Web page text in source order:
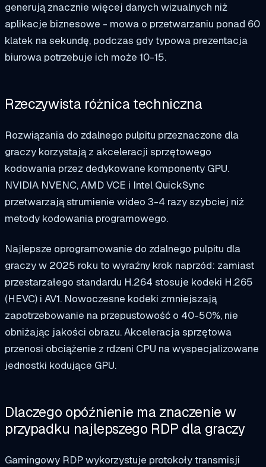
generują znacznie więcej danych wizualnych niż
aplikacje biznesowe - mowa o przetwarzaniu ponad 60
klatek na sekundę, podczas gdy typowa prezentacja
biurowa potrzebuje ich może 10-15.
Rzeczywista różnica techniczna
Rozwiązania do zdalnego pulpitu przeznaczone dla
graczy korzystają z akceleracji sprzętowego
kodowania przez dedykowane komponenty GPU.
NVIDIA NVENC, AMD VCE i Intel QuickSync
przetwarzają strumienie wideo 3-4 razy szybciej niż
metody kodowania programowego.
Najlepsze oprogramowanie do zdalnego pulpitu dla
graczy w 2025 roku to wyraźny krok naprzód: zamiast
przestarzałego standardu H.264 stosuje kodeki H.265
(HEVC) i AV1. Nowoczesne kodeki zmniejszają
zapotrzebowanie na przepustowość o 40-50%, nie
obniżając jakości obrazu. Akceleracja sprzętowa
przenosi obciążenie z rdzeni CPU na wyspecjalizowane
jednostki kodujące GPU.
Dlaczego opóźnienie ma znaczenie w
przypadku najlepszego RDP dla graczy
Gamingowy RDP wykorzystuje protokoły transmisji